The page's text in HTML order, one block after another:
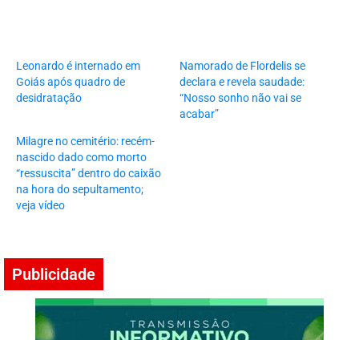
Leonardo é internado em
Goiás após quadro de
desidratação
Namorado de Flordelis se
declara e revela saudade:
“Nosso sonho não vai se
acabar”
Milagre no cemitério: recém-
nascido dado como morto
“ressuscita” dentro do caixão
na hora do sepultamento;
veja vídeo
Publicidade